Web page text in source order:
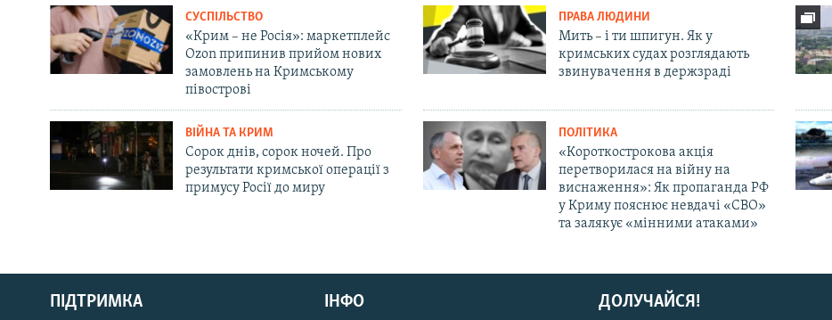
Русский
Qırımtatar
СУСПІЛЬСТВО
«Крим – не Росія»: маркетплейс
Ozon припинив прийом нових
замовлень на Кримському
півострові
ПРАВА ЛЮДИНИ
Мить – і ти шпигун. Як у
кримських судах розглядають
звинувачення в держзраді
ВІЙНА ТА КРИМ
Сорок днів, сорок ночей. Про
результати кримської операції з
примусу Росії до миру
ПОЛІТИКА
«Короткострокова акція
перетворилася на війну на
виснаження»: Як пропаганда РФ
у Криму пояснює невдачі «СВО»
та залякує «мінними атаками»
ДОЛУЧАЙСЯ!
ПІДТРИМКА ІНФО